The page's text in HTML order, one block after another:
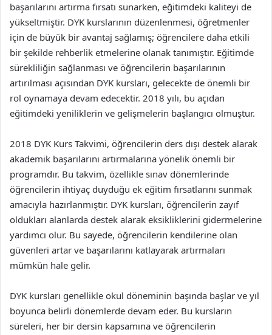
başarılarını artırma fırsatı sunarken, eğitimdeki kaliteyi de
yükseltmiştir. DYK kurslarının düzenlenmesi, öğretmenler
için de büyük bir avantaj sağlamış; öğrencilere daha etkili
bir şekilde rehberlik etmelerine olanak tanımıştır. Eğitimde
sürekliliğin sağlanması ve öğrencilerin başarılarının
artırılması açısından DYK kursları, gelecekte de önemli bir
rol oynamaya devam edecektir. 2018 yılı, bu açıdan
eğitimdeki yeniliklerin ve gelişmelerin başlangıcı olmuştur.
2018 DYK Kurs Takvimi, öğrencilerin ders dışı destek alarak
akademik başarılarını artırmalarına yönelik önemli bir
programdır. Bu takvim, özellikle sınav dönemlerinde
öğrencilerin ihtiyaç duyduğu ek eğitim fırsatlarını sunmak
amacıyla hazırlanmıştır. DYK kursları, öğrencilerin zayıf
oldukları alanlarda destek alarak eksikliklerini gidermelerine
yardımcı olur. Bu sayede, öğrencilerin kendilerine olan
güvenleri artar ve başarılarını katlayarak artırmaları
mümkün hale gelir.
DYK kursları genellikle okul döneminin başında başlar ve yıl
boyunca belirli dönemlerde devam eder. Bu kursların
süreleri, her bir dersin kapsamına ve öğrencilerin